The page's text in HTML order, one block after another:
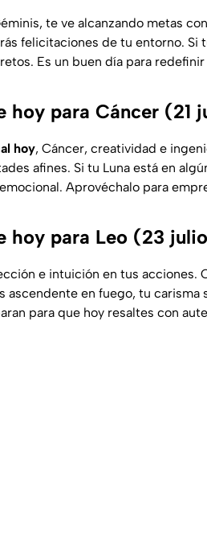
te ve alcanzando metas
felicitaciones de tu entorno. Si
Es un buen día para
hoy para Cáncer (21
hoy, Cáncer, creatividad e
afines. Si tu Luna está en
Aprovéchalo para
hoy para Leo (23
e intuición en tus acciones.
ascendente en fuego, tu
para que hoy resaltes con